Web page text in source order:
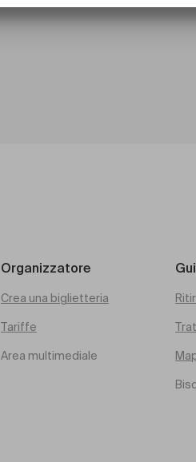
Organizzatore
Crea una biglietteria
Tariffe
Area multimediale